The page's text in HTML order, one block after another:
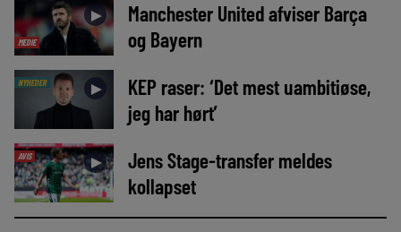
MEDIE
►
Manchester United afviser Barça
og Bayern
NYHEDER ►
KEP raser: ‘Det mest uambitiøse,
jeg har hørt’
AVIS ►
Jens Stage-transfer meldes
kollapset